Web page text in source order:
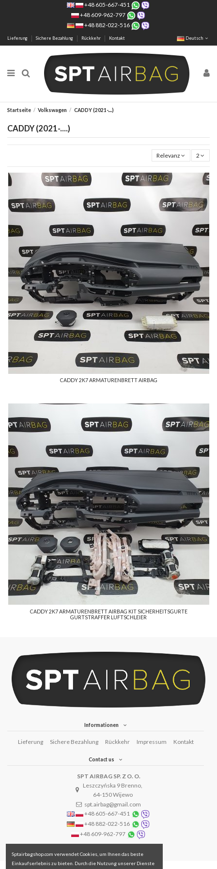
+48 605-667-451
+48 609-962-797
+48 882-022-516
Lieferung Sichere Bezahlung Rückkehr Kontakt Deutsch
Startseite Volkswagen CADDY (2021-....)
CADDY (2021-....)
Relevanz 2
CADDY 2K7 ARMATURENBRETT AIRBAG
CADDY 2K7 ARMATURENBRETT AIRBAG KIT SICHERHEITSGURTE
GURTSTRAFFER LUFTSCHLEIER
Informationen
Lieferung Sichere Bezahlung Rückkehr Impressum Kontakt
Contact us
SPT AIRBAG SP. Z O. O.
Leszczyńska 9 Brenno,
64-150 Wijewo
spt.airbag@gmail.com
+48 605-667-451
+48 882-022-516
+48 609-962-797
Sptairbagshop.com verwendet Cookies, um Ihnen das beste
Einkaufserlebnis zu bieten. Durch die Nutzung unserer Dienste